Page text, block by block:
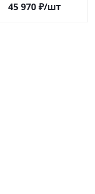
45 970 ₽/шт